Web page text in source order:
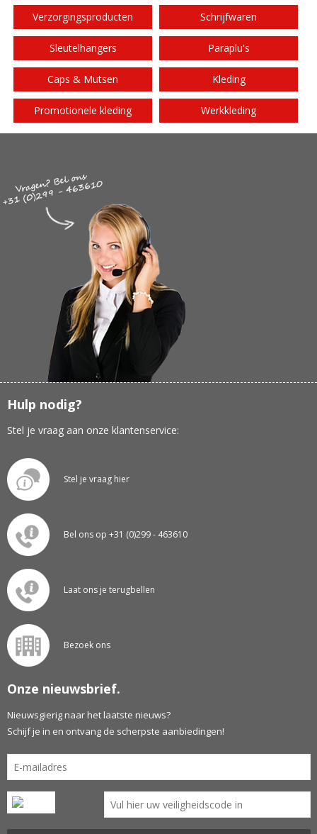
Verzorgingsproducten Schrijfwaren
Sleutelhangers Paraplu's
Caps & Mutsen Kleding
Promotionele kleding Werkkleding
Hulp nodig?
Stel je vraag aan onze klantenservice:
Stel je vraag hier
Bel ons op +31 (0)299 - 463610
Laat ons je terugbellen
Bezoek ons
Onze nieuwsbrief.
Nieuwsgierig naar het laatste nieuws?
Schijf je in en ontvang de scherpste aanbiedingen!